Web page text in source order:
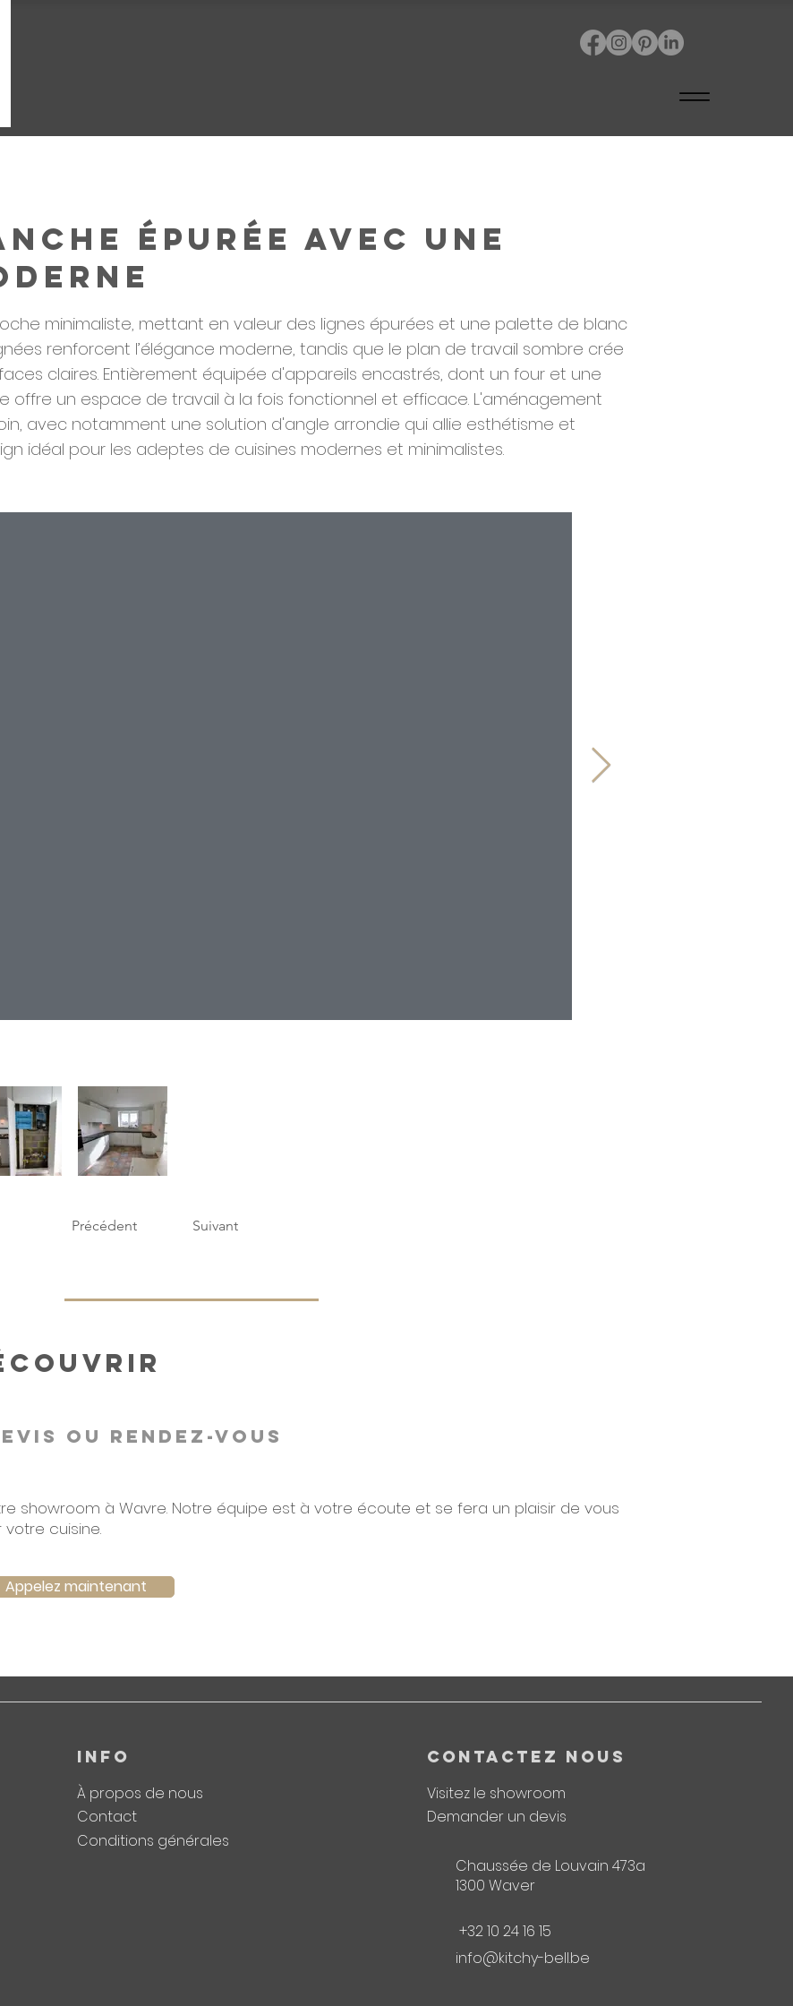
épurée avec une
minimaliste, mettant en valeur des lignes épurées et une palette de blanc
renforcent l’élégance moderne, tandis que le plan de travail sombre crée
claires. Entièrement équipée d'appareils encastrés, dont un four et une
offre un espace de travail à la fois fonctionnel et efficace. L'aménagement
avec notamment une solution d'angle arrondie qui allie esthétisme et
idéal pour les adeptes de cuisines modernes et minimalistes.
Précédent Suivant
ou rendez-vous
showroom à Wavre. Notre équipe est à votre écoute et se fera un plaisir de vous
cuisine.
Appelez maintenant
INFO
À propos de nous
Contact
Conditions générales
CONTACTEZ NOUS
Visitez le showroom
Demander un devis
Chaussée de Louvain 473a
1300 Waver
+32 10 24 16 15
info@kitchy-bell.be